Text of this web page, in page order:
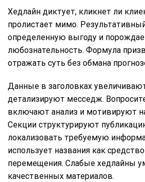
Хедлайн диктует, кликнет ли
пролистает мимо.
определенную выгоду и
любознательность. Формула
отражать суть без обмана
Данные в заголовках
детализируют месседж.
включают анализ и мотивируют
Секции структурируют
локализовать требуемую
использует названия как
перемещения. Слабые хедлайны
качественных материалов.